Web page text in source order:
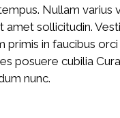
Nullam varius
amet sollicitudin.
primis in faucibus
posuere cubilia
nunc.